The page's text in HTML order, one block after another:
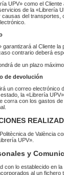
UPV» como el
de la «Librería
causas del transportes,
garantizará al Cliente
caso contrario deberá
de un plazo
de devolución
un correo
estado, la «Librería
corra con los gastos
Politècnica de València
UPV».
y
con lo establecido en
al un fichero